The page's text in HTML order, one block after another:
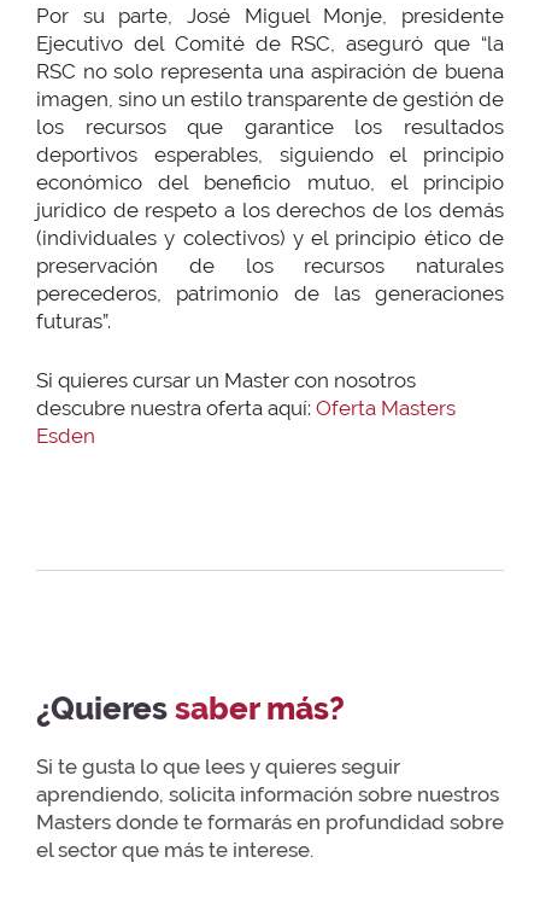
Por su parte, José Miguel Monje, presidente
Ejecutivo del Comité de RSC, aseguró que “la
RSC no solo representa una aspiración de buena
imagen, sino un estilo transparente de gestión de
los recursos que garantice los resultados
deportivos esperables, siguiendo el principio
económico del beneficio mutuo, el principio
jurídico de respeto a los derechos de los demás
(individuales y colectivos) y el principio ético de
preservación de los recursos naturales
perecederos, patrimonio de las generaciones
futuras”.
Si quieres cursar un Master con nosotros
descubre nuestra oferta aquí: Oferta Masters
Esden
¿Quieressaber más?
Si te gusta lo que lees y quieres seguir
aprendiendo, solicita información sobre nuestros
Masters donde te formarás en profundidad sobre
el sector que más te interese.